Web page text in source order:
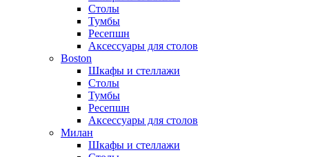
Столы
Тумбы
Ресепшн
Аксессуары для столов
Boston
Шкафы и стеллажи
Столы
Тумбы
Ресепшн
Аксессуары для столов
Милан
Шкафы и стеллажи